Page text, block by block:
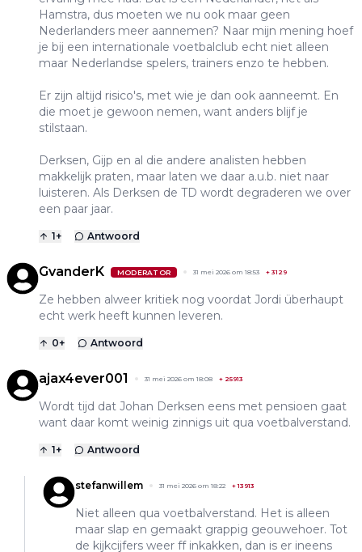
Hamstra, dus moeten we nu ook maar geen
Nederlanders meer aannemen? Naar mijn mening hoef
je bij een internationale voetbalclub echt niet alleen
maar Nederlandse spelers, trainers enzo te hebben.
Er zijn altijd risico's, met wie je dan ook aanneemt. En
die moet je gewoon nemen, want anders blijf je
stilstaan.
Derksen, Gijp en al die andere analisten hebben
makkelijk praten, maar laten we daar a.u.b. niet naar
luisteren. Als Derksen de TD wordt degraderen we over
een paar jaar.
1+ Antwoord
GvanderK MODERATOR 31 mei 2026 om 18:53 +3129
Ze hebben alweer kritiek nog voordat Jordi überhaupt
echt werk heeft kunnen leveren.
0+ Antwoord
ajax4ever001 31 mei 2026 om 18:08 + 25913
Wordt tijd dat Johan Derksen eens met pensioen gaat
want daar komt weinig zinnigs uit qua voetbalverstand.
1+ Antwoord
stefanwillem 31 mei 2026 om 18:22 +13913
Niet alleen qua voetbalverstand. Het is alleen
maar slap en gemaakt grappig geouwehoer. Tot
de kijkcijfers weer ff inkakken, dan is er ineens